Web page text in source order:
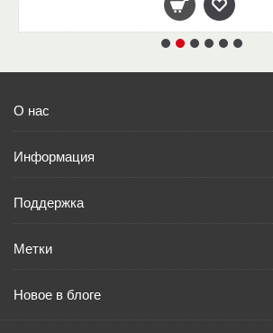
О нас
Информация
Поддержка
Метки
Новое в блоге